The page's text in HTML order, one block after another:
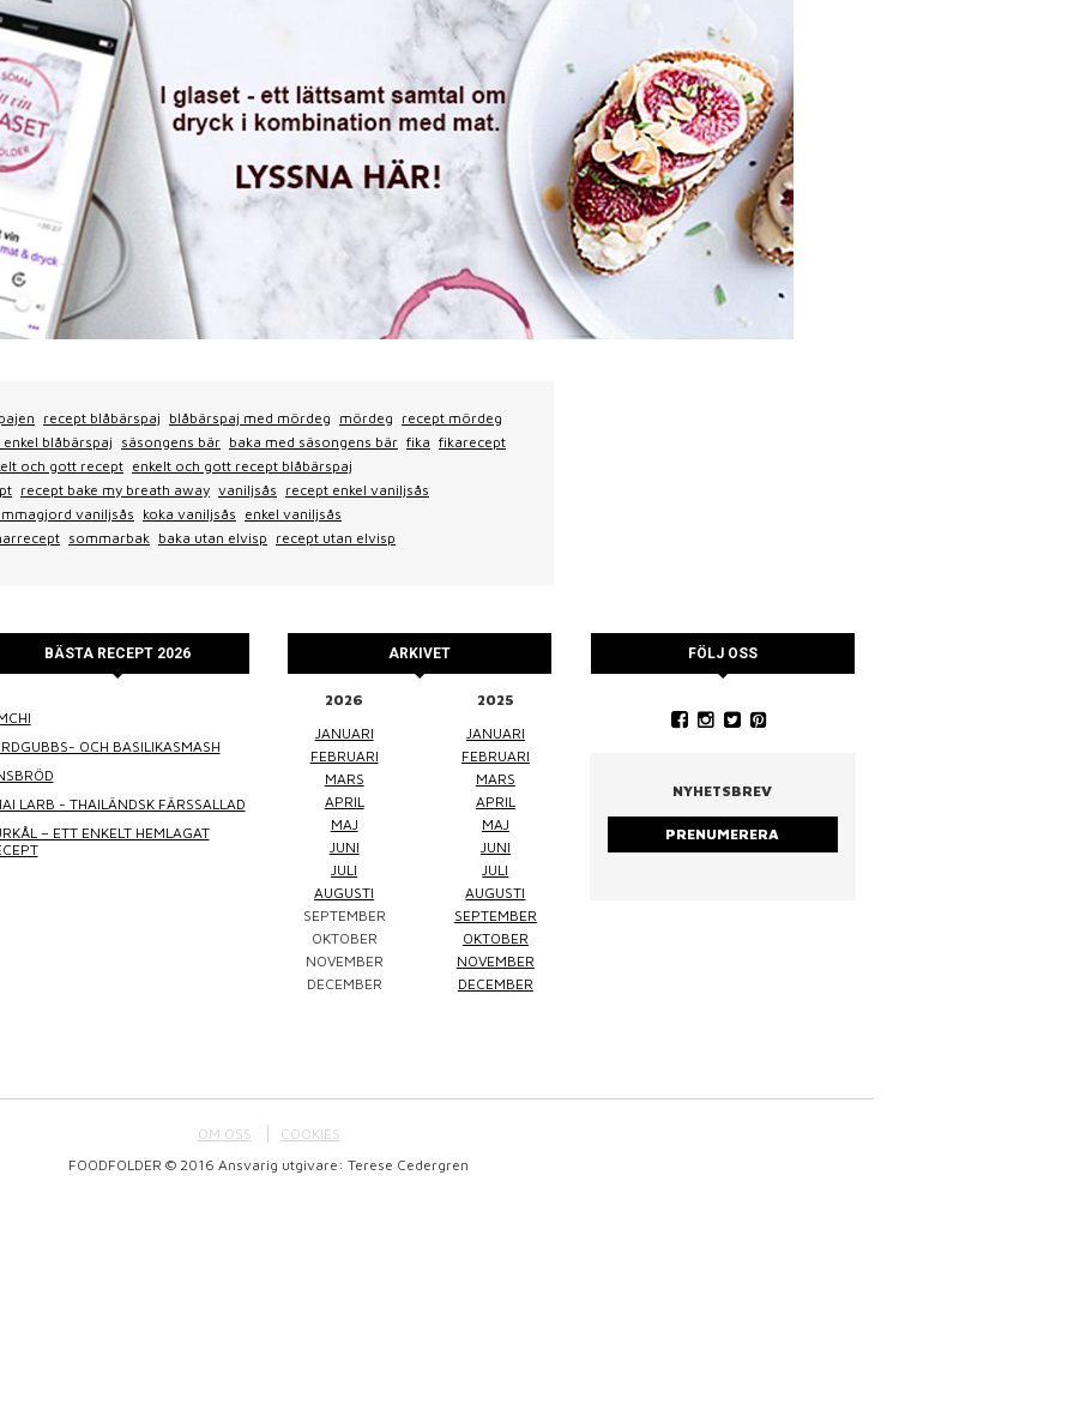
recept blåbärspaj blåbärspaj med mördeg mördeg recept mördeg
blåbärspaj säsongens bär baka med säsongens bär fika fikarecept
och gott recept enkelt och gott recept blåbärspaj
recept bake my breath away vaniljsås recept enkel vaniljsås
vaniljsås koka vaniljsås enkel vaniljsås
sommarbak baka utan elvisp recept utan elvisp
Elke Jung Pralinsystrarna
NINA CEDERHOLM
BÄSTA RECEPT 2026
OCH BASILIKASMASH
LARB - THAILÄNDSK FÄRSSALLAD
– ETT ENKELT HEMLAGAT
ARKIVET
2026
JANUARI
FEBRUARI
MARS
APRIL
MAJ
JUNI
JULI
AUGUSTI
SEPTEMBER
OKTOBER
NOVEMBER
DECEMBER
2025
JANUARI
FEBRUARI
MARS
APRIL
MAJ
JUNI
JULI
AUGUSTI
SEPTEMBER
OKTOBER
NOVEMBER
DECEMBER
FÖLJ OSS
NYHETSBREV
PRENUMERERA
OM OSS
COOKIES
FOODFOLDER © 2016 Ansvarig utgivare: Terese Cedergren